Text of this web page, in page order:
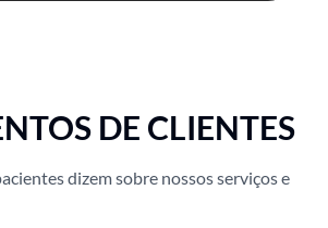
DE CLIENTES
dizem sobre nossos serviços e